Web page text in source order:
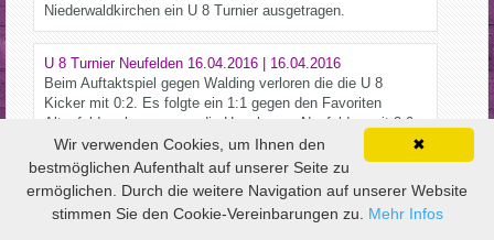
Niederwaldkirchen ein U 8 Turnier ausgetragen.
U 8 Turnier Neufelden 16.04.2016 | 16.04.2016
Beim Auftaktspiel gegen Walding verloren die die U 8
Kicker mit 0:2. Es folgte ein 1:1 gegen den Favoriten
Altenfelden, bezwangen die Hausherren Neufelden mit 3:0,
siegten 2:0 gegen Sarleinsbach und 3:0 gegen Neustift.
Torschützen für Julbach waren Leonhard, Maximilian, Leon,
Niklas. Insgesamt eine super Leistung von unseren
Jungkickern.
↑ HOCH
✖
Wir verwenden Cookies, um Ihnen den
bestmöglichen Aufenthalt auf unserer Seite zu
ermöglichen. Durch die weitere Navigation auf unserer Website
stimmen Sie den Cookie-Vereinbarungen zu. Mehr Infos